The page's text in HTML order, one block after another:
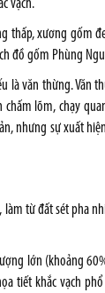
vạch.
thấp, xương gốm
đồ gốm Phùng
là văn thừng. Văn
lõm, chạy
nhưng sự xuất
từ đất sét pha
lớn (khoảng
tiết khắc vạch